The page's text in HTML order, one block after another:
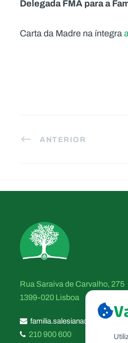
Delegada FMA para a
Carta da Madre na íntegra
ANTERIOR
Rua Saraiva de Carvalho, 275
1399-020 Lisboa
210 900 600